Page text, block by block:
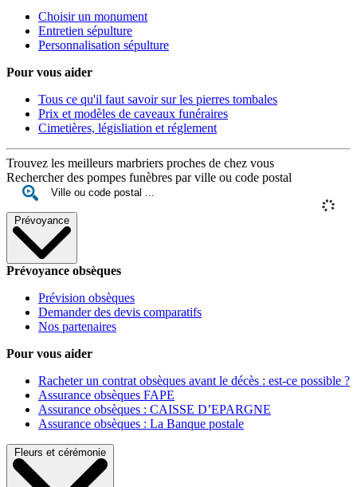
Choisir un monument
Entretien sépulture
Personnalisation sépulture
Pour vous aider
Tous ce qu'il faut savoir sur les pierres tombales
Prix et modèles de caveaux funéraires
Cimetières, législiation et réglement
Trouvez les meilleurs marbriers proches de chez vous
Rechercher des pompes funèbres par ville ou code postal
Prévoyance
Prévoyance obsèques
Prévision obsèques
Demander des devis comparatifs
Nos partenaires
Pour vous aider
Racheter un contrat obsèques avant le décès : est-ce possible ?
Assurance obsèques FAPE
Assurance obsèques : CAISSE D’EPARGNE
Assurance obsèques : La Banque postale
Fleurs et cérémonie